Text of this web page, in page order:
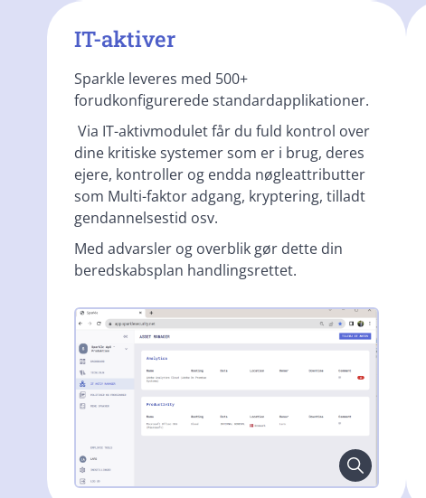
IT-aktiver
Sparkle leveres med 500+
forudkonfigurerede standardapplikationer.
Via IT-aktivmodulet får du fuld kontrol over
dine kritiske systemer som er i brug, deres
ejere, kontroller og endda nøgleattributter
som Multi-faktor adgang, kryptering, tilladt
gendannelsestid osv.
Med advarsler og overblik gør dette din
beredskabsplan handlingsrettet.